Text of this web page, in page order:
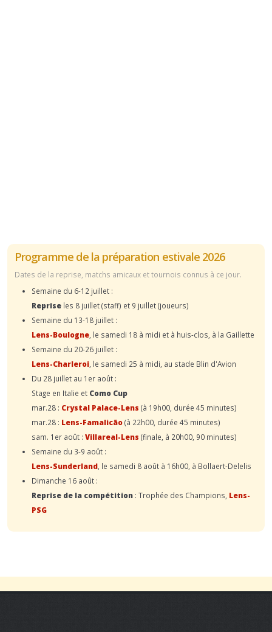
Programme de la préparation estivale 2026
Dates de la reprise, matchs amicaux et tournois connus à ce jour.
Semaine du 6-12 juillet :
Reprise les 8 juillet (staff) et 9 juillet (joueurs)
Semaine du 13-18 juillet :
Lens-Boulogne , le samedi 18 à midi et à huis-clos, à la Gaillette
Semaine du 20-26 juillet :
Lens-Charleroi , le samedi 25 à midi, au stade Blin d'Avion
Du 28 juillet au 1er août :
Stage en Italie et Como Cup
mar.28 : Crystal Palace-Lens (à 19h00, durée 45 minutes)
mar.28 : Lens-Famalicão(à 22h00, durée 45 minutes)
sam. 1er août : Villareal-Lens (finale, à 20h00, 90 minutes)
Semaine du 3-9 août :
Lens-Sunderland , le samedi 8 août à 16h00, à Bollaert-Delelis
Dimanche 16 août :
Reprise de la compétition : Trophée des Champions, Lens-
PSG